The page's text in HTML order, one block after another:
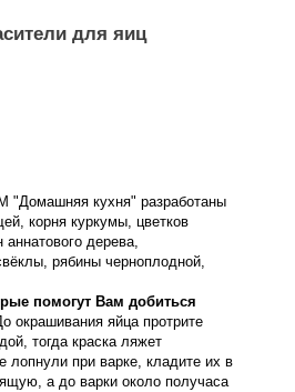
для яиц
"Домашняя кухня" разработаны
корня куркумы, цветков
дерева,
рябины черноплодной,
помогут Вам добиться
окрашивания яйца протрите
тогда краска ляжет
лопнули при варке, кладите их в
а до варки около получаса